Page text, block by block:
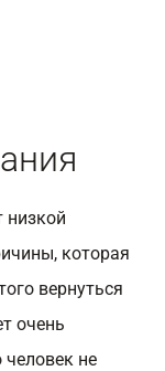
низкой
которая
вернуться
очень
не